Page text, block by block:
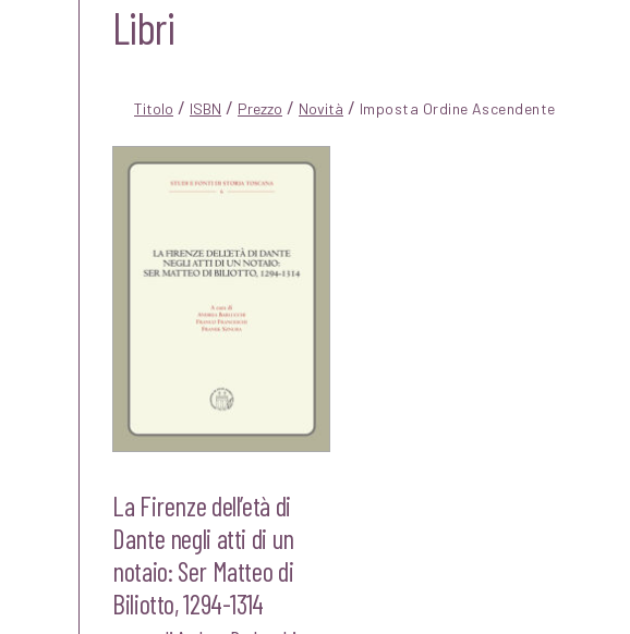
Libri
Titolo / ISBN / Prezzo / Novità /
La Firenze dell’età di
Dante negli atti di un
notaio: Ser Matteo di
Biliotto, 1294-1314